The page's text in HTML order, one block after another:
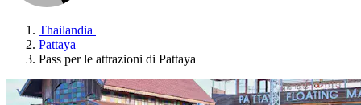
Thailandia
Pattaya
Pass per le attrazioni di Pattaya